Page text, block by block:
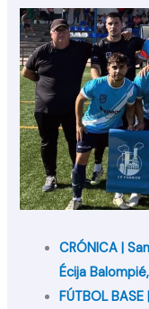
CRÓNICA |
Écija
FÚTBOL